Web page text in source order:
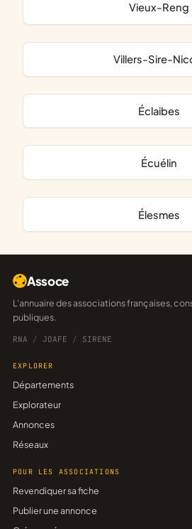
Vieux-Reng
Villers-Sire-
Éclaibes
Écuélin
Élesmes
Assoce
L'annuaire des associations françaises, construit sur les données
publiques.
RNA / JOAFE / SIRENE
EXPLORER
Départements
Explorateur
Annonces
Réseaux
POUR LES ASSOCIATIONS
Revendiquer sa fiche
Publier une annonce